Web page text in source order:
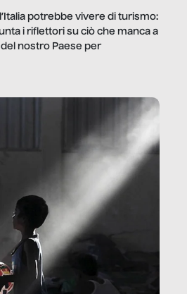
potrebbe vivere di turismo:
i riflettori su ciò che manca a
nostro Paese per